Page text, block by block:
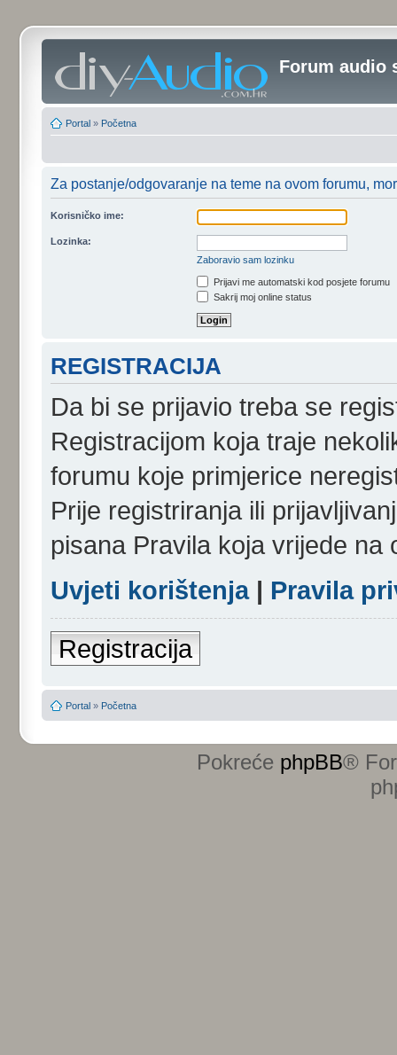
Forum audio
Portal » Početna
Za postanje/odgovaranje na teme na ovom forumu,
Korisničko ime:
Lozinka:
Zaboravio sam lozinku
Prijavi me automatski kod posjete forumu
Sakrij moj online status
REGISTRACIJA
Da bi se prijavio treba se
Registracijom koja traje
forumu koje primjerice
Prije registriranja ili
pisana Pravila koja vrijede na
Uvjeti korištenja| Pravila
Registracija
Portal » Početna
Pokreće phpBB®